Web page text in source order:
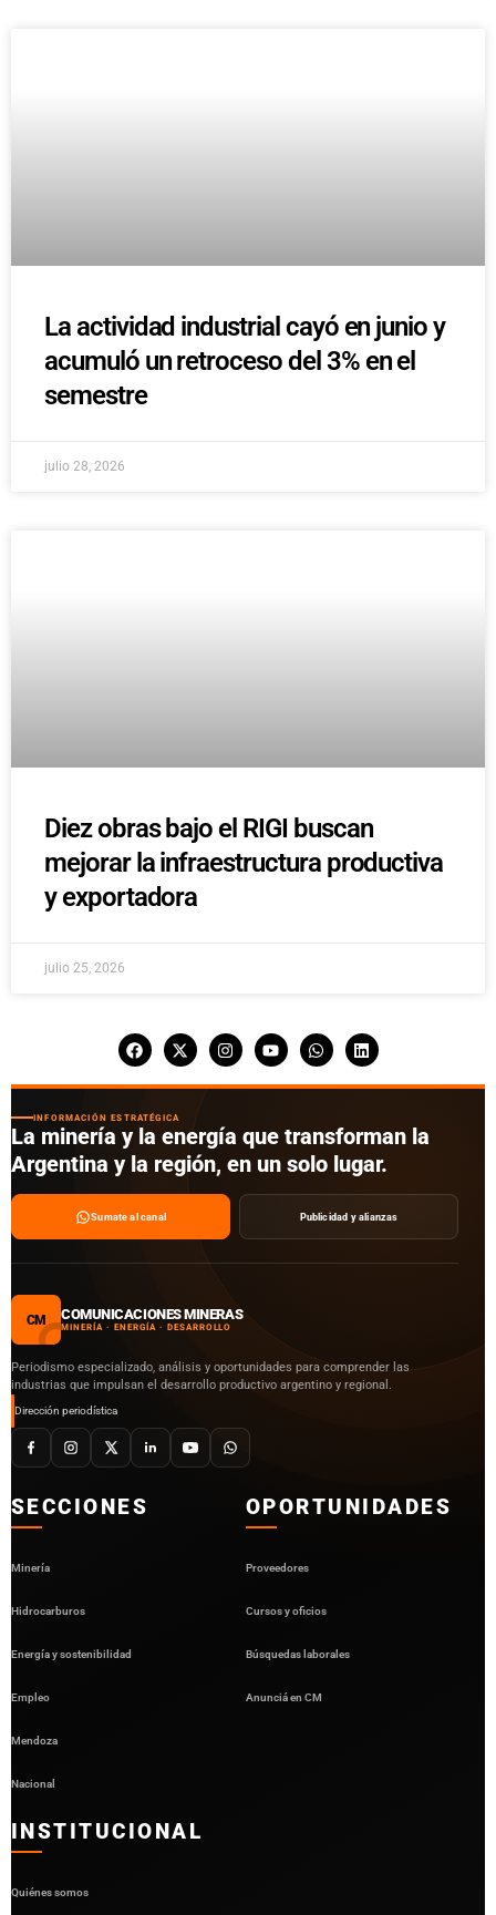
La actividad industrial cayó en junio y
acumuló un retroceso del 3% en el
semestre
julio 28, 2026
Diez obras bajo el RIGI buscan
mejorar la infraestructura productiva
y exportadora
julio 25, 2026
INFORMACIÓN ESTRATÉGICA
La minería y la energía que transforman la
Argentina y la región, en un solo lugar.
Sumate al canal Publicidad y alianzas
CM COMUNICACIONES MINERAS
MINERÍA · ENERGÍA · DESARROLLO
Periodismo especializado, análisis y oportunidades para comprender las
industrias que impulsan el desarrollo productivo argentino y regional.
Dirección periodística
SECCIONES
Minería
Hidrocarburos
Energía y sostenibilidad
Empleo
Mendoza
Nacional
OPORTUNIDADES
Proveedores
Cursos y oficios
Búsquedas laborales
Anunciá en CM
INSTITUCIONAL
Quiénes somos